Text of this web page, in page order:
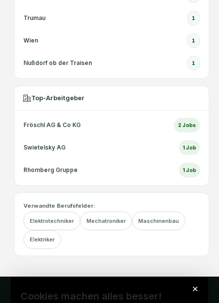
Trumau 1
Wien 1
Nußdorf ob der Traisen 1
Top-Arbeitgeber
Fröschl AG & Co KG 2 Jobs
Swietelsky AG 1 Job
Rhomberg Gruppe 1 Job
Verwandte Berufsfelder:
Elektrotechniker Mechatroniker Maschinenbau
Elektriker
×
Cookies machen alles besser!